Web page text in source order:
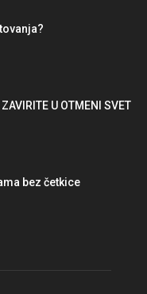
U OTMENI SVET
bez četkice